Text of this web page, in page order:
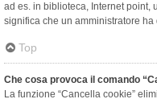
ad es. in biblioteca, Internet point,
significa che un amministratore
Top
Che cosa provoca il comando
La funzione “Cancella cookie”